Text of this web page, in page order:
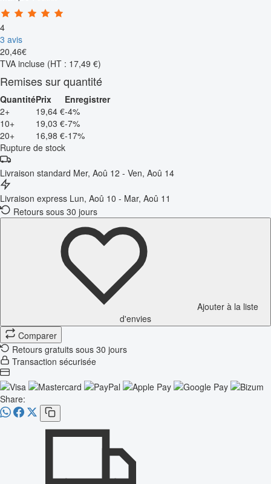
4
3 avis
20,46€
TVA incluse (HT : 17,49 €)
Remises sur quantité
QuantitéPrix
Enregistrer
2+
19,64 €-4%
10+
19,03 €-7%
20+
16,98 €-17%
Rupture de stock
Livraison standard Mer, Aoû 12 - Ven, Aoû 14
Livraison express Lun, Aoû 10 - Mar, Aoû 11
Retours sous 30 jours
Ajouter à la liste
d'envies
Comparer
Retours gratuits sous 30 jours
Transaction sécurisée
Share: